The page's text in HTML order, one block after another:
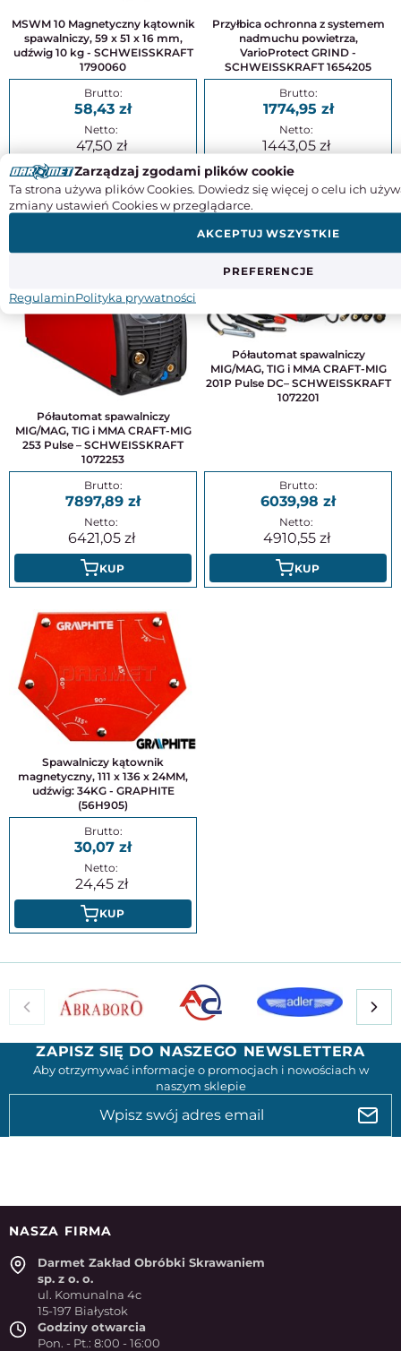
MSWM 10 Magnetyczny kątownik
spawalniczy, 59 x 51 x 16 mm,
udźwig 10 kg - SCHWEISSKRAFT
1790060
58,43
47,50
KUP
Przyłbica ochronna z systemem
nadmuchu powietrza,
VarioProtect GRIND -
SCHWEISSKRAFT 1654205
1774,95
1443,05
KUP
Półautomat spawalniczy
MIG/MAG, TIG i MMA CRAFT-MIG
253 Pulse – SCHWEISSKRAFT
1072253
7897,89
6421,05
KUP
Półautomat spawalniczy
MIG/MAG, TIG i MMA CRAFT-MIG
201P Pulse DC– SCHWEISSKRAFT
1072201
6039,98
4910,55
KUP
Spawalniczy kątownik
magnetyczny, 111 x 136 x 24MM,
udźwig: 34KG - GRAPHITE
(56H905)
30,07
24,45
KUP
ZAPISZ SIĘ DO NASZEGO NEWSLETTERA
Aby otrzymywać informacje o promocjach i nowościach w
naszym sklepie
NASZA FIRMA
Darmet Zakład Obróbki Skrawaniem
sp. z o. o.
ul. Komunalna 4c
15-197 Białystok
Godziny otwarcia
Pon. - Pt.: 8:00 - 16:00
Zarządzaj zgodami plików cookie
Ta strona używa plików Cookies. Dowiedz się więcej o celu ich
zmiany ustawień Cookies w przeglądarce.
PREFERENCJE
AKCEPTUJ WSZYSTKIE
RegulaminPolityka prywatności